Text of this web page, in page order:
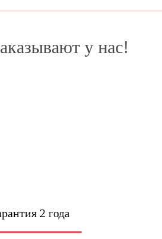
у нас!
2 года